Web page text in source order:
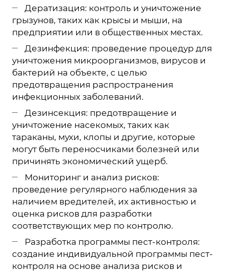
Дератизация: контроль и уничтожение
грызунов, таких как крысы и мыши, на
предприятии или в общественных местах.
Дезинфекция: проведение процедур для
уничтожения микроорганизмов, вирусов и
бактерий на объекте, с целью
предотвращения распространения
инфекционных заболеваний.
Дезинсекция: предотвращение и
уничтожение насекомых, таких как
тараканы, мухи, клопы и другие, которые
могут быть переносчиками болезней или
причинять экономический ущерб.
Мониторинг и анализ рисков:
проведение регулярного наблюдения за
наличием вредителей, их активностью и
оценка рисков для разработки
соответствующих мер по контролю.
Разработка программы пест-контроля:
создание индивидуальной программы пест-
контроля на основе анализа рисков и